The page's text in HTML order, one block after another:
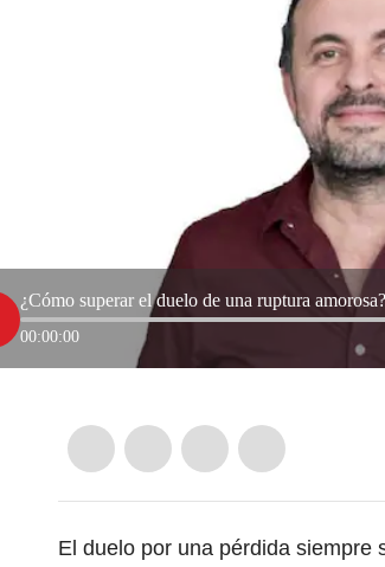
¿Cómo superar el duelo de una ruptura
00:00:00
El duelo por una pérdida siempre